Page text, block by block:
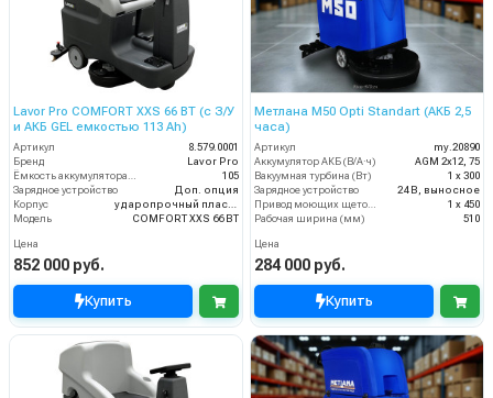
Lavor Pro COMFORT XXS 66 BT (с З/У
и АКБ GEL емкостью 113 Ah)
Артикул
8.579.0001
Бренд
Lavor Pro
Ёмкость аккумулятора (Ач)
105
Зарядное устройство
Доп. опция
Корпус
ударопрочный пластик
Модель
COMFORT XXS 66 BT
Цена
852 000 руб.
Купить
Метлана М50 Opti Standart (АКБ 2,5
часа)
Артикул
my.20890
Аккумулятор АКБ (В/А·ч)
AGM 2х12, 75
Вакуумная турбина (Вт)
1 х 300
Зарядное устройство
24 В, выносное
Привод моющих щеток (Вт)
1 х 450
Рабочая ширина (мм)
510
Цена
284 000 руб.
Купить